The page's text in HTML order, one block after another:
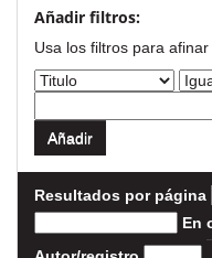
Añadir filtros:
Usa los filtros para afinar
Resultados por página
En